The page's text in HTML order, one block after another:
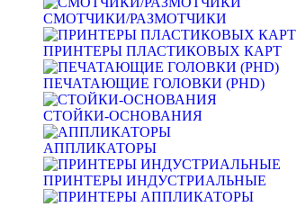
СМОТЧИКИ/РАЗМОТЧИКИ
ПРИНТЕРЫ ПЛАСТИКОВЫХ КАРТ
ПЕЧАТАЮЩИЕ ГОЛОВКИ (PHD)
СТОЙКИ-ОСНОВАНИЯ
АППЛИКАТОРЫ
ПРИНТЕРЫ ИНДУСТРИАЛЬНЫЕ